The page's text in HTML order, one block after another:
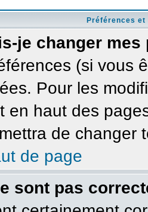
Préférences
je changer mes
(si vous
Pour les
en haut des
de changer
de page
sont pas